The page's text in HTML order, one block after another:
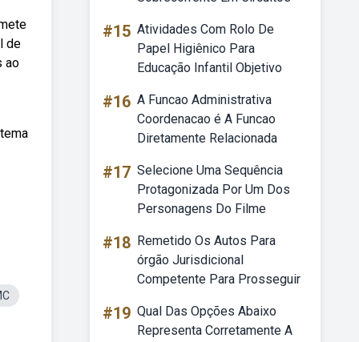
de
ao
#15 Atividades Com Rolo De
Papel Higiênico Para
Educação Infantil Objetivo
#16 A Funcao Administrativa
Coordenacao é A Funcao
Diretamente Relacionada
#17 Selecione Uma Sequência
Protagonizada Por Um Dos
Personagens Do Filme
#18 Remetido Os Autos Para
órgão Jurisdicional
Competente Para Prosseguir
#19 Qual Das Opções Abaixo
Representa Corretamente A